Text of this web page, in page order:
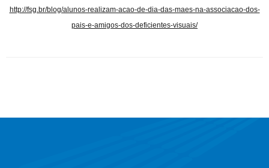
http://fsg.br/blog/alunos-realizam-acao-de-dia-das-maes-na-associacao-dos-
pais-e-amigos-dos-deficientes-visuais/